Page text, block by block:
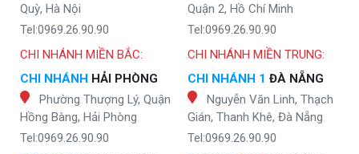
Quỳ, Hà Nội
Tel:0969.26.90.90
Quận 2, Hồ Chí Minh
Tel:0969.26.90.90
CHI NHÁNH MIỀN BẮC:
CHI NHÁNH HẢI PHÒNG
Phường Thượng Lý, Quận
Hồng Bàng, Hải Phòng
Tel:0969.26.90.90
CHI NHÁNH MIỀN TRUNG:
CHI NHÁNH 1 ĐÀ NẴNG
Nguyễn Văn Linh, Thạch
Gián, Thanh Khê, Đà Nẵng
Tel:0969.26.90.90